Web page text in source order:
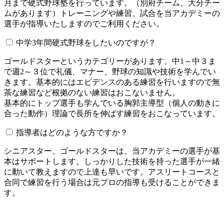
月まで硬式野球塾を行っています。（別府チーム、大分チー
ムがあります）トレーニングや練習、試合を当アカデミーの
選手が指導いたしますのでご利用ください。
中学3年間硬式野球をしたいのですが？
ゴールドスターというカテゴリーがあります。中1～中３ま
で週2～３位で礼儀、マナー、野球の知識や技術を学んでい
きます。基本的にはエビデンスのある練習を行いますので無
茶な練習など根拠のない練習はおこないません。
基本的にトップ選手も学んでいる胸郭主導型（個人の動きに
合った動作）理論で長所を伸ばす練習をおこなっています。
指導者はどのような方ですか？
シニアスター、ゴールドスターは、当アカデミーの選手が基
本はサポートします。しっかりした技術を持った選手が一緒
に動いて教えますので上達も早いです。アスリートコースと
合同で練習を行う場合は元プロの指導も受けることができま
す。